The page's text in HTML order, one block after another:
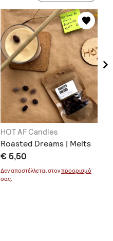
HOT AF Candles
Roasted Dreams | Melts
€ 5,50
Δεν αποστέλλεται στονπροορισμό
σας.